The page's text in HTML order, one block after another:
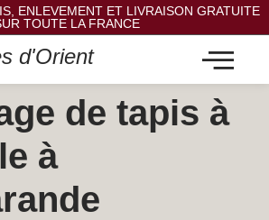
ENLEVEMENT ET LIVRAISON GRATUITE
TOUTE LA FRANCE
d'Orient
de tapis à
à